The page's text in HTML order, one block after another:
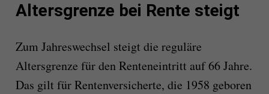
Altersgrenze bei Rente steigt
Zum Jahreswechsel steigt die reguläre
Altersgrenze für den Renteneintritt auf 66 Jahre.
Das gilt für Rentenversicherte, die 1958 geboren